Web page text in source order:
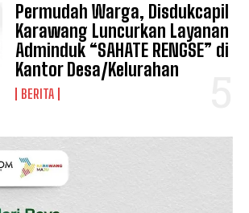
Siber
Permudah Warga, Disdukcapil
Karawang Luncurkan Layanan
Adminduk “SAHATE RENGSE” di
Kantor Desa/Kelurahan
BERITA